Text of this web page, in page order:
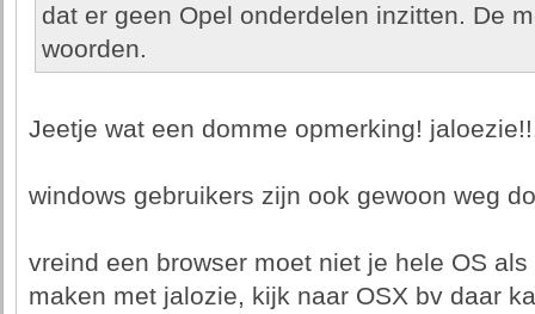
dat er geen Opel onderdelen inzitten. De
woorden.
Jeetje wat een domme opmerking!
windows gebruikers zijn ook gewoon weg
vreind een browser moet niet je hele OS
maken met jalozie, kijk naar OSX bv daar